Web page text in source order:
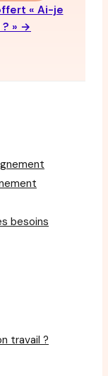
« Ai-je
? » →
besoins
travail ?